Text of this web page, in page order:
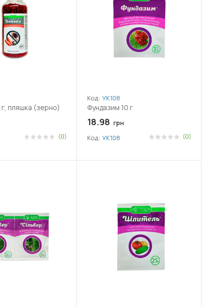
пляшка (зерно)
(0)
Код: УК108
Фундазим 10 г
18.98 грн
Код: УК108 (0)